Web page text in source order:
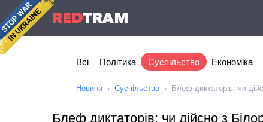
REDTRAM
Всі Політика Суспільство Економіка
Новини Суспільство Блеф диктаторів: чи
Блеф диктаторів: чи дійсно з